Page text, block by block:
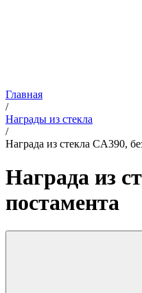
Главная
/
Награды из стекла
/
Награда из стекла CA390,
Награда из
постамента